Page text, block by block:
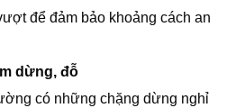
để đảm bảo khoảng cách an
dừng, đỗ
có những chặng dừng nghỉ